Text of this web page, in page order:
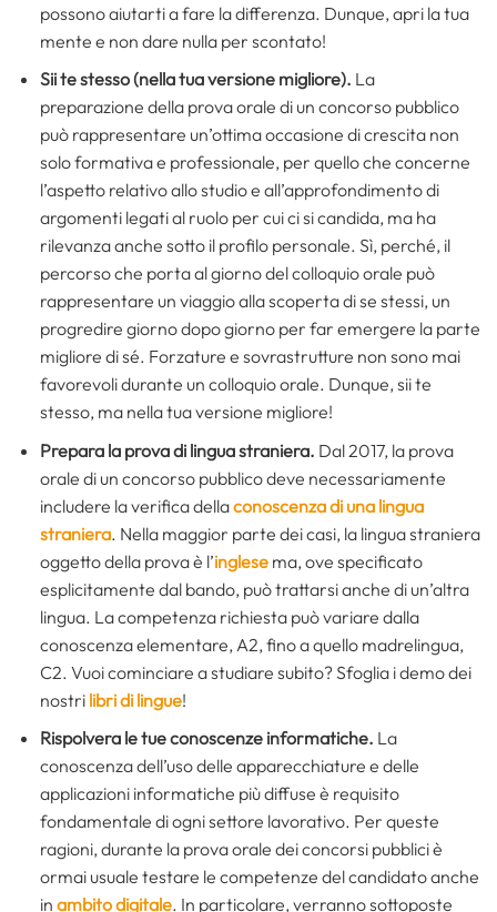
possono aiutarti a fare la differenza. Dunque, apri la tua
mente e non dare nulla per scontato!
Sii te stesso (nella tua versione migliore). La
preparazione della prova orale di un concorso pubblico
può rappresentare un’ottima occasione di crescita non
solo formativa e professionale, per quello che concerne
l’aspetto relativo allo studio e all’approfondimento di
argomenti legati al ruolo per cui ci si candida, ma ha
rilevanza anche sotto il profilo personale. Sì, perché, il
percorso che porta al giorno del colloquio orale può
rappresentare un viaggio alla scoperta di se stessi, un
progredire giorno dopo giorno per far emergere la parte
migliore di sé. Forzature e sovrastrutture non sono mai
favorevoli durante un colloquio orale. Dunque, sii te
stesso, ma nella tua versione migliore!
Prepara la prova di lingua straniera. Dal 2017, la prova
orale di un concorso pubblico deve necessariamente
includere la verifica dellaconoscenza di una lingua
straniera. Nella maggior parte dei casi, la lingua straniera
oggetto della prova è l’inglesema, ove specificato
esplicitamente dal bando, può trattarsi anche di un’altra
lingua. La competenza richiesta può variare dalla
conoscenza elementare, A2, fino a quello madrelingua,
C2. Vuoi cominciare a studiare subito? Sfoglia i demo dei
nostri libri di lingue!
Rispolvera le tue conoscenze informatiche. La
conoscenza dell’uso delle apparecchiature e delle
applicazioni informatiche più diffuse è requisito
fondamentale di ogni settore lavorativo. Per queste
ragioni, durante la prova orale dei concorsi pubblici è
ormai usuale testare le competenze del candidato anche
in ambito digitale. In particolare, verranno sottoposte